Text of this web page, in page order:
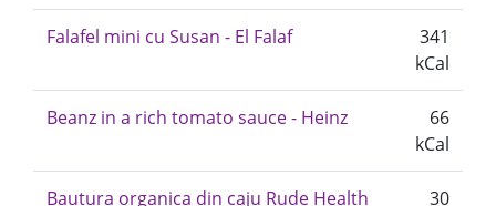
Falafel mini cu Susan - El Falaf
341
kCal
Beanz in a rich tomato sauce - Heinz
66
kCal
Bautura organica din caju Rude Health
30